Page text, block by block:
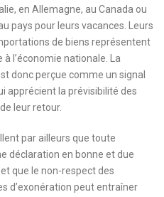
en Allemagne, au Canada ou
pays pour leurs vacances. Leurs
de biens représentent
l’économie nationale. La
donc perçue comme un signal
apprécient la prévisibilité des
leur retour.
par ailleurs que toute
déclaration en bonne et due
que le non-respect des
d’exonération peut entraîner